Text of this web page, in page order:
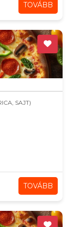
TOVÁBB
SAJT)
TOVÁBB